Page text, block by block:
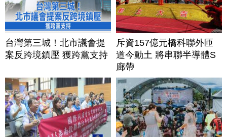
台灣第三城！北市議會提
案反跨境鎮壓 獲跨黨支持
斥資157億元橋科聯外匝
道今動土 將串聯半導體S
廊帶